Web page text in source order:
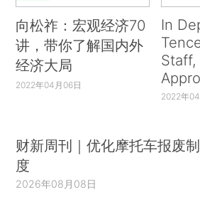
向松祚：宏观经济70
讲，带你了解国内外
经济大局
2022年04月06日
In
Staff,
2022年
财新周刊｜优化摩托车报废制
度
2026年08月08日